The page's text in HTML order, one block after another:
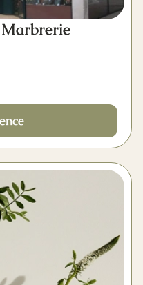
Marbrerie